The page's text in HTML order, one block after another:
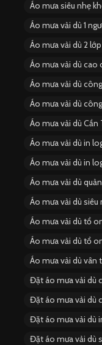
Áo mưa siêu nhẹ
Áo mưa vải dù 1
Áo mưa vải dù 2 lớp
Áo mưa vải dù cao
Áo mưa vải dù
Áo mưa vải dù
Áo mưa vải dù Cần
Áo mưa vải dù in
Áo mưa vải dù in
Áo mưa vải dù
Áo mưa vải dù siêu
Áo mưa vải dù tổ
Áo mưa vải dù tổ
Áo mưa vải dù vân
Đặt áo mưa vải dù
Đặt áo mưa vải dù
Đặt áo mưa vải dù
Đặt áo mưa vải dù